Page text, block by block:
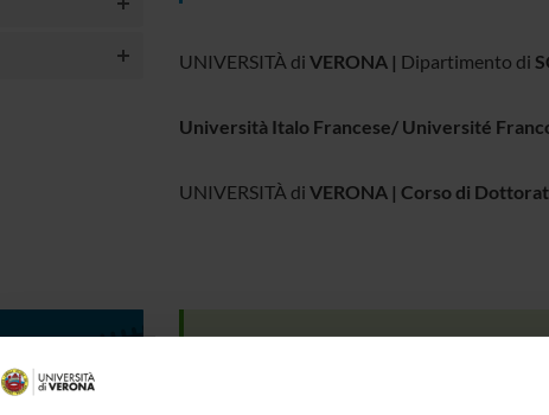
UNIVERSITÀ di VERONA | Dipartimento di
Università Italo Francese/ Université
UNIVERSITÀ di VERONA | Corso di
Carcere e Diritto fra tradizione giuridica